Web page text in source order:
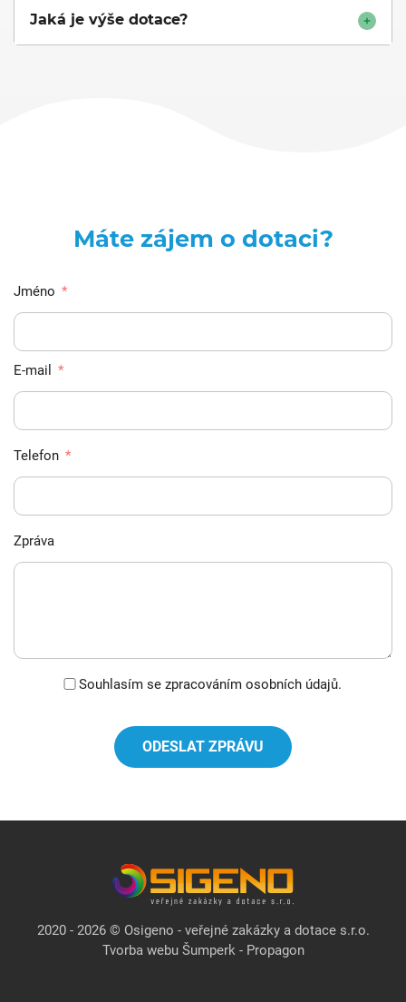
Jaká je výše dotace?
Máte zájem o dotaci?
Jméno
E-mail
Telefon
Zpráva
Souhlasím se zpracováním osobních údajů.
ODESLAT ZPRÁVU
2020 - 2026 © Osigeno - veřejné zakázky a dotace s.r.o.
Tvorba webu Šumperk - Propagon